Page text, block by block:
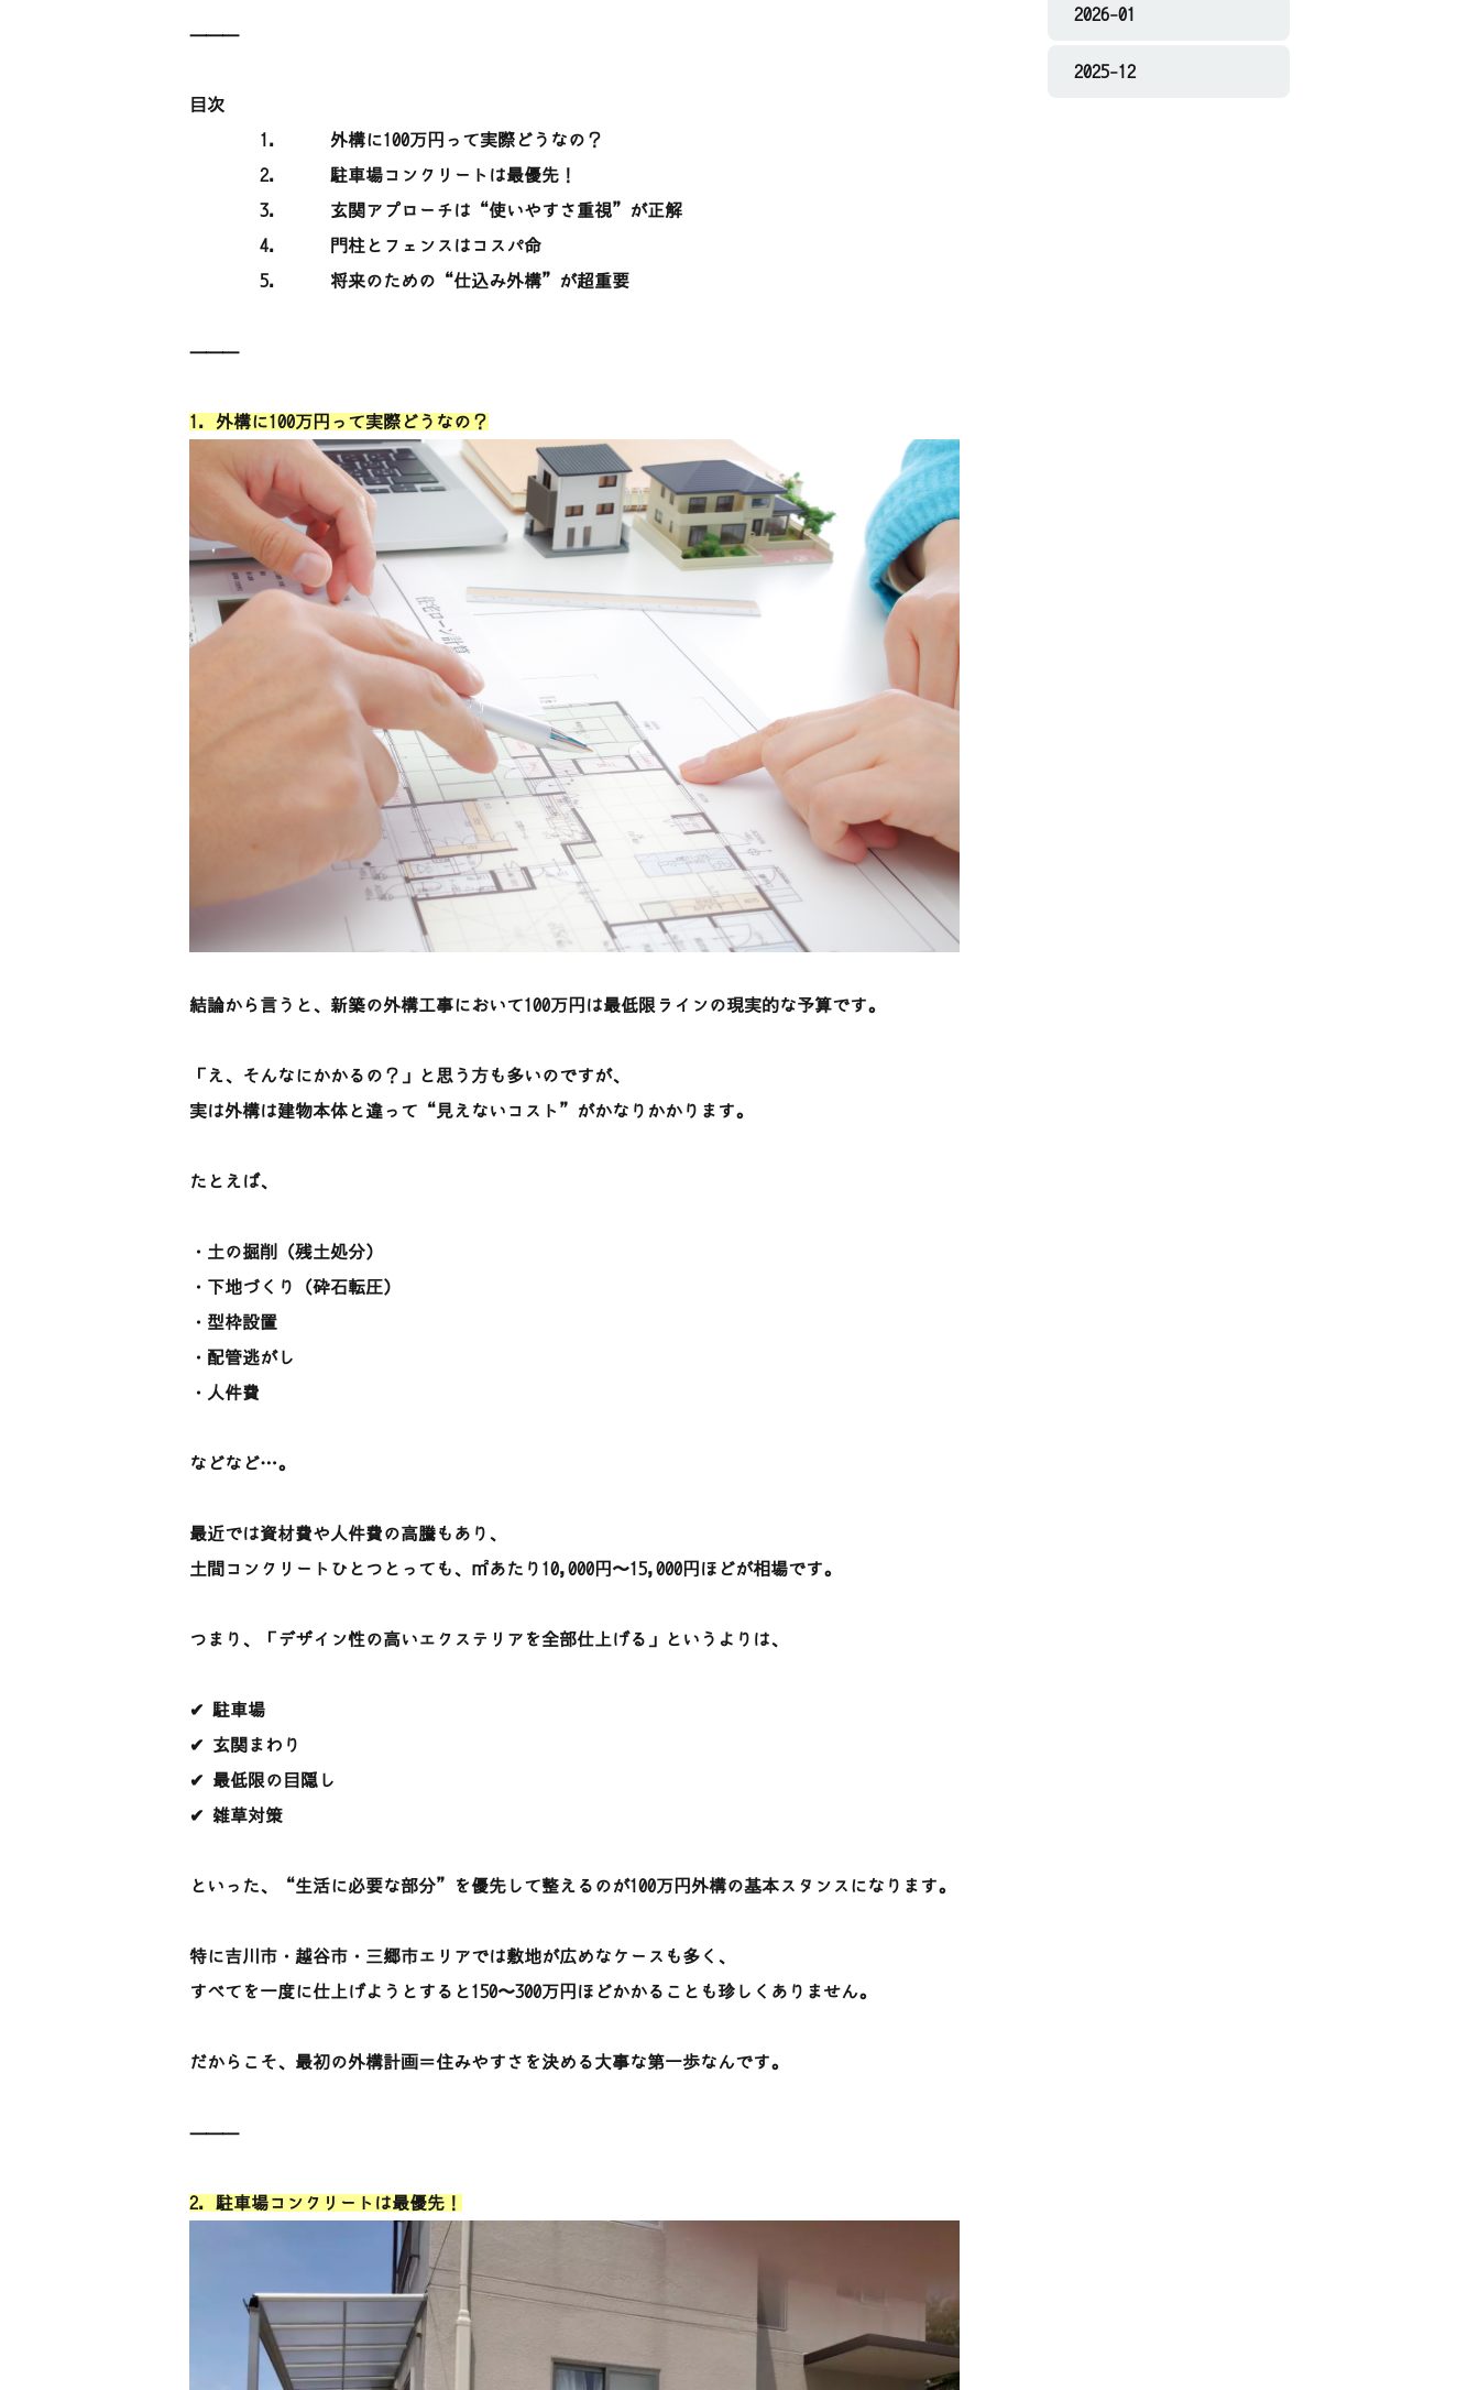
⸻
目次
1.
外構に100万円って実際どうなの？
2.
駐車場コンクリートは最優先！
3.
玄関アプローチは“使いやすさ重視”が正解
4.
門柱とフェンスはコスパ命
5.
将来のための“仕込み外構”が超重要
⸻
1. 外構に100万円って実際どうなの？
結論から言うと、新築の外構工事において100万円は最低限ラインの現実的な予算です。
「え、そんなにかかるの？」と思う方も多いのですが、
実は外構は建物本体と違って“見えないコスト”がかなりかかります。
たとえば、
・土の掘削（残土処分）
・下地づくり（砕石転圧）
・型枠設置
・配管逃がし
・人件費
などなど…。
最近では資材費や人件費の高騰もあり、
土間コンクリートひとつとっても、㎡あたり10,000円〜15,000円ほどが相場です。
つまり、「デザイン性の高いエクステリアを全部仕上げる」というよりは、
✔ 駐車場
✔ 玄関まわり
✔ 最低限の目隠し
✔ 雑草対策
といった、“生活に必要な部分”を優先して整えるのが100万円外構の基本スタンスになります。
特に吉川市・越谷市・三郷市エリアでは敷地が広めなケースも多く、
すべてを一度に仕上げようとすると150〜300万円ほどかかることも珍しくありません。
だからこそ、最初の外構計画＝住みやすさを決める大事な第一歩なんです。
⸻
2. 駐車場コンクリートは最優先！
2026-01
2025-12